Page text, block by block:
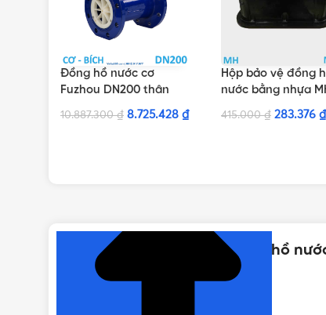
Đồng hồ nước cơ
Fuzhou DN200 thân
gang | Chính hãng
10.887.300₫ 8.725.428 ₫
Hộp bảo vệ đồng
nước bằng nhựa
Chính hãng Minh
415.000₫ 283.376 ₫
Thông số kỹ thuật của Đồng hồ